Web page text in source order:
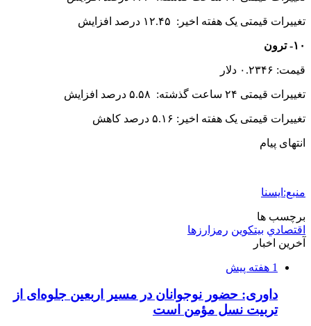
2 هفته پیش
کشف ۱۵۲ دستگاه ماینر غیرمجاز در لرستان
2 هفته پیش
شفاف‌سازی ۲۸ میلیارد یورو تعهدات ارزی
2 هفته پیش
ماجرای پیشگویی صریح پیامبر(ع) درباره شهادت
عمار یاسر و عاقبت قاتلان او
2 هفته پیش
اعزام ۱۷۰ دستگاه ماشین‌آلات شهرداری تهران
برای مراسم اربعین